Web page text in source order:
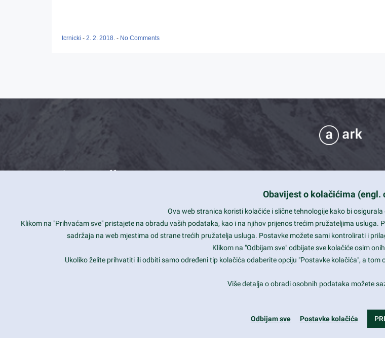
tcrnicki - 2. 2. 2018. - No Comments
What we offer
Is your website user friendly?
Ark offers weekly stunning designs.
Why our customers love Ark?
Smart and beautiful design
Unlimited Eelements
Mobile ready
Obavijest o kolačićima (engl.
Ova web stranica koristi kolačiće i slične tehnologije kako bi
Klikom na "Prihvaćam sve" pristajete na obradu vaših podataka, kao i na njihov prijenos trećim pružateljima
sadržaja na web mjestima od strane trećih pružatelja usluga. Postavke možete sami kontrolirati i
Klikom na "Odbijam sve" odbijate sve kolačiće osim
Ukoliko želite prihvatiti ili odbiti samo određeni tip kolačića odaberite opciju "Postavke kolačića", a
Više detalja o obradi osobnih podataka možete
Odbijam sve Postavke kolačića